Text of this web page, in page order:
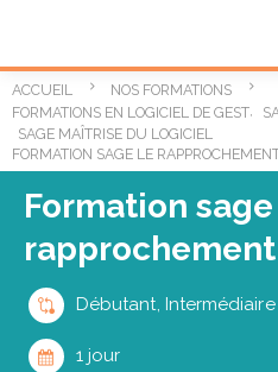
ACCUEIL
NOS FORMATIONS
FORMATIONS EN LOGICIEL DE GESTION
,
SAGE MAÎTRISE DU LOGICIEL
FORMATION SAGE LE
Formation
Débutant, Intermédiaire
1 jour